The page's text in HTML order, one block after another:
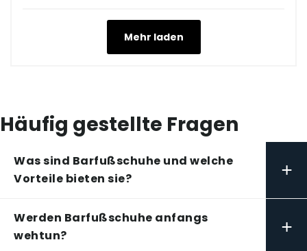
Mehr laden
Häufig gestellte Fragen
Was sind Barfußschuhe und welche
Vorteile bieten sie?
+
Werden Barfußschuhe anfangs
wehtun?
+